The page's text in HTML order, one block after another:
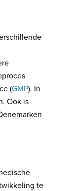
(GMP). In
Ook is
te